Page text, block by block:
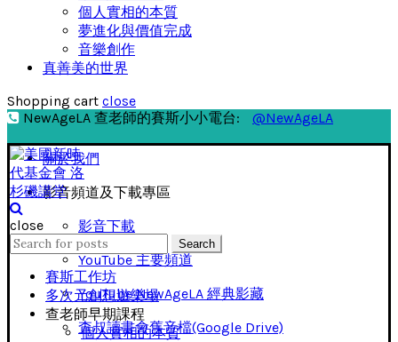
個人實相的本質
夢進化與價值完成
音樂創作
真善美的世界
Shopping cart close
NewAgeLA 查老師的賽斯小小電台:
@NewAgeLA
關於我們
影音頻道及下載專區
影音下載
YouTube 主要頻道
YouTube NewAgeLA 經典影藏
查叔讀書會舊音檔(Google Drive)
close
Search
for:
Search
賽斯工作坊
多次元創想遊樂場
查老師早期課程
個人實相的本質